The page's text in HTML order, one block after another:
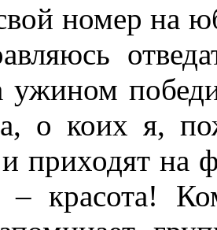
номер на
ужином
о коих я,
приходят на
– красота!